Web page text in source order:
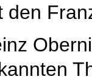
den